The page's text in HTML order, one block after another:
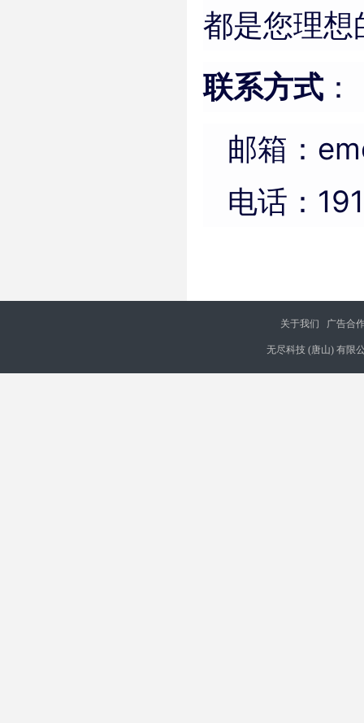
都是您理想
联系方式 ：
邮箱：
电话：
关于我们 广告合
无尽科技 (唐山) 有限